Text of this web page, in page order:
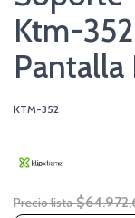
Ktm-
Pantalla
KTM-352
Precio lista